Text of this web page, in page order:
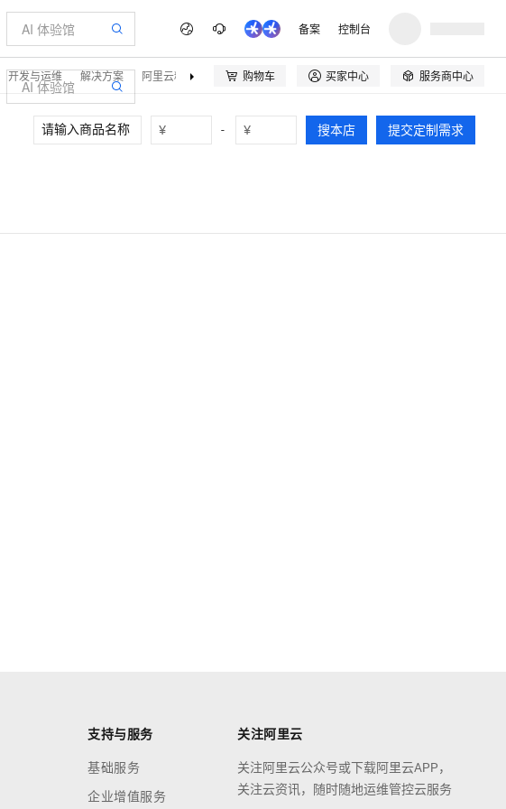
了解阿里云 备案 控制台
开发与运维 解决方案 阿里云精选 伙伴招募
 购物车  买家中心  服务商中心
¥ - ¥ 搜本店 提交定制需求
支持与服务
基础服务
企业增值服务
关注阿里云
关注阿里云公众号或下载阿里云APP，
关注云资讯，随时随地运维管控云服务